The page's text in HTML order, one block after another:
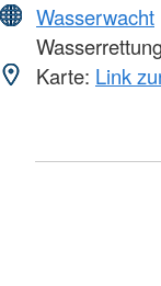
Wasserwacht
Karte: Link